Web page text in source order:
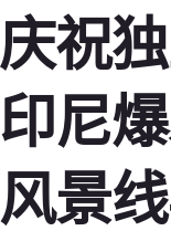
祝
尼
景